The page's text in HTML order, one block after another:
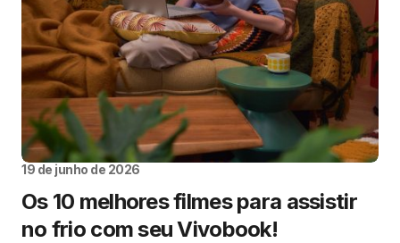
19 de junho de 2026
Os 10 melhores filmes para assistir
no frio com seu Vivobook!